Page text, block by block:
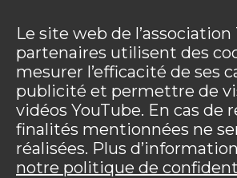
adhérents sinistrés et les
Tous les détails dansvotre
Vous êtes sur le site Tégo
Qu’est-ce que
Le site web de l’association
partenaires utilisent des
mesurer l’efficacité de ses
publicité et permettre de
vidéos YouTube. En cas de
finalités mentionnées ne
réalisées. Plus
notre politique de